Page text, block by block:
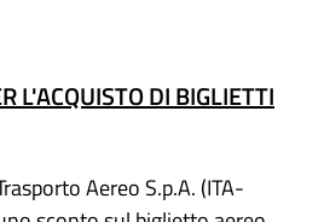
L'ACQUISTO DI BIGLIETTI
Aereo S.p.A. (ITA-